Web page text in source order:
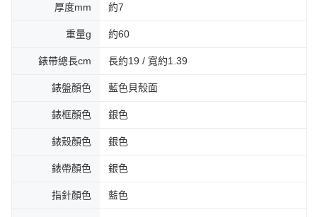
厚度mm 約7
重量g 約60
錶帶總長cm 長約19 / 寬約1.39
錶盤顏色 藍色貝殼面
錶框顏色 銀色
錶殼顏色 銀色
錶帶顏色 銀色
指針顏色 藍色